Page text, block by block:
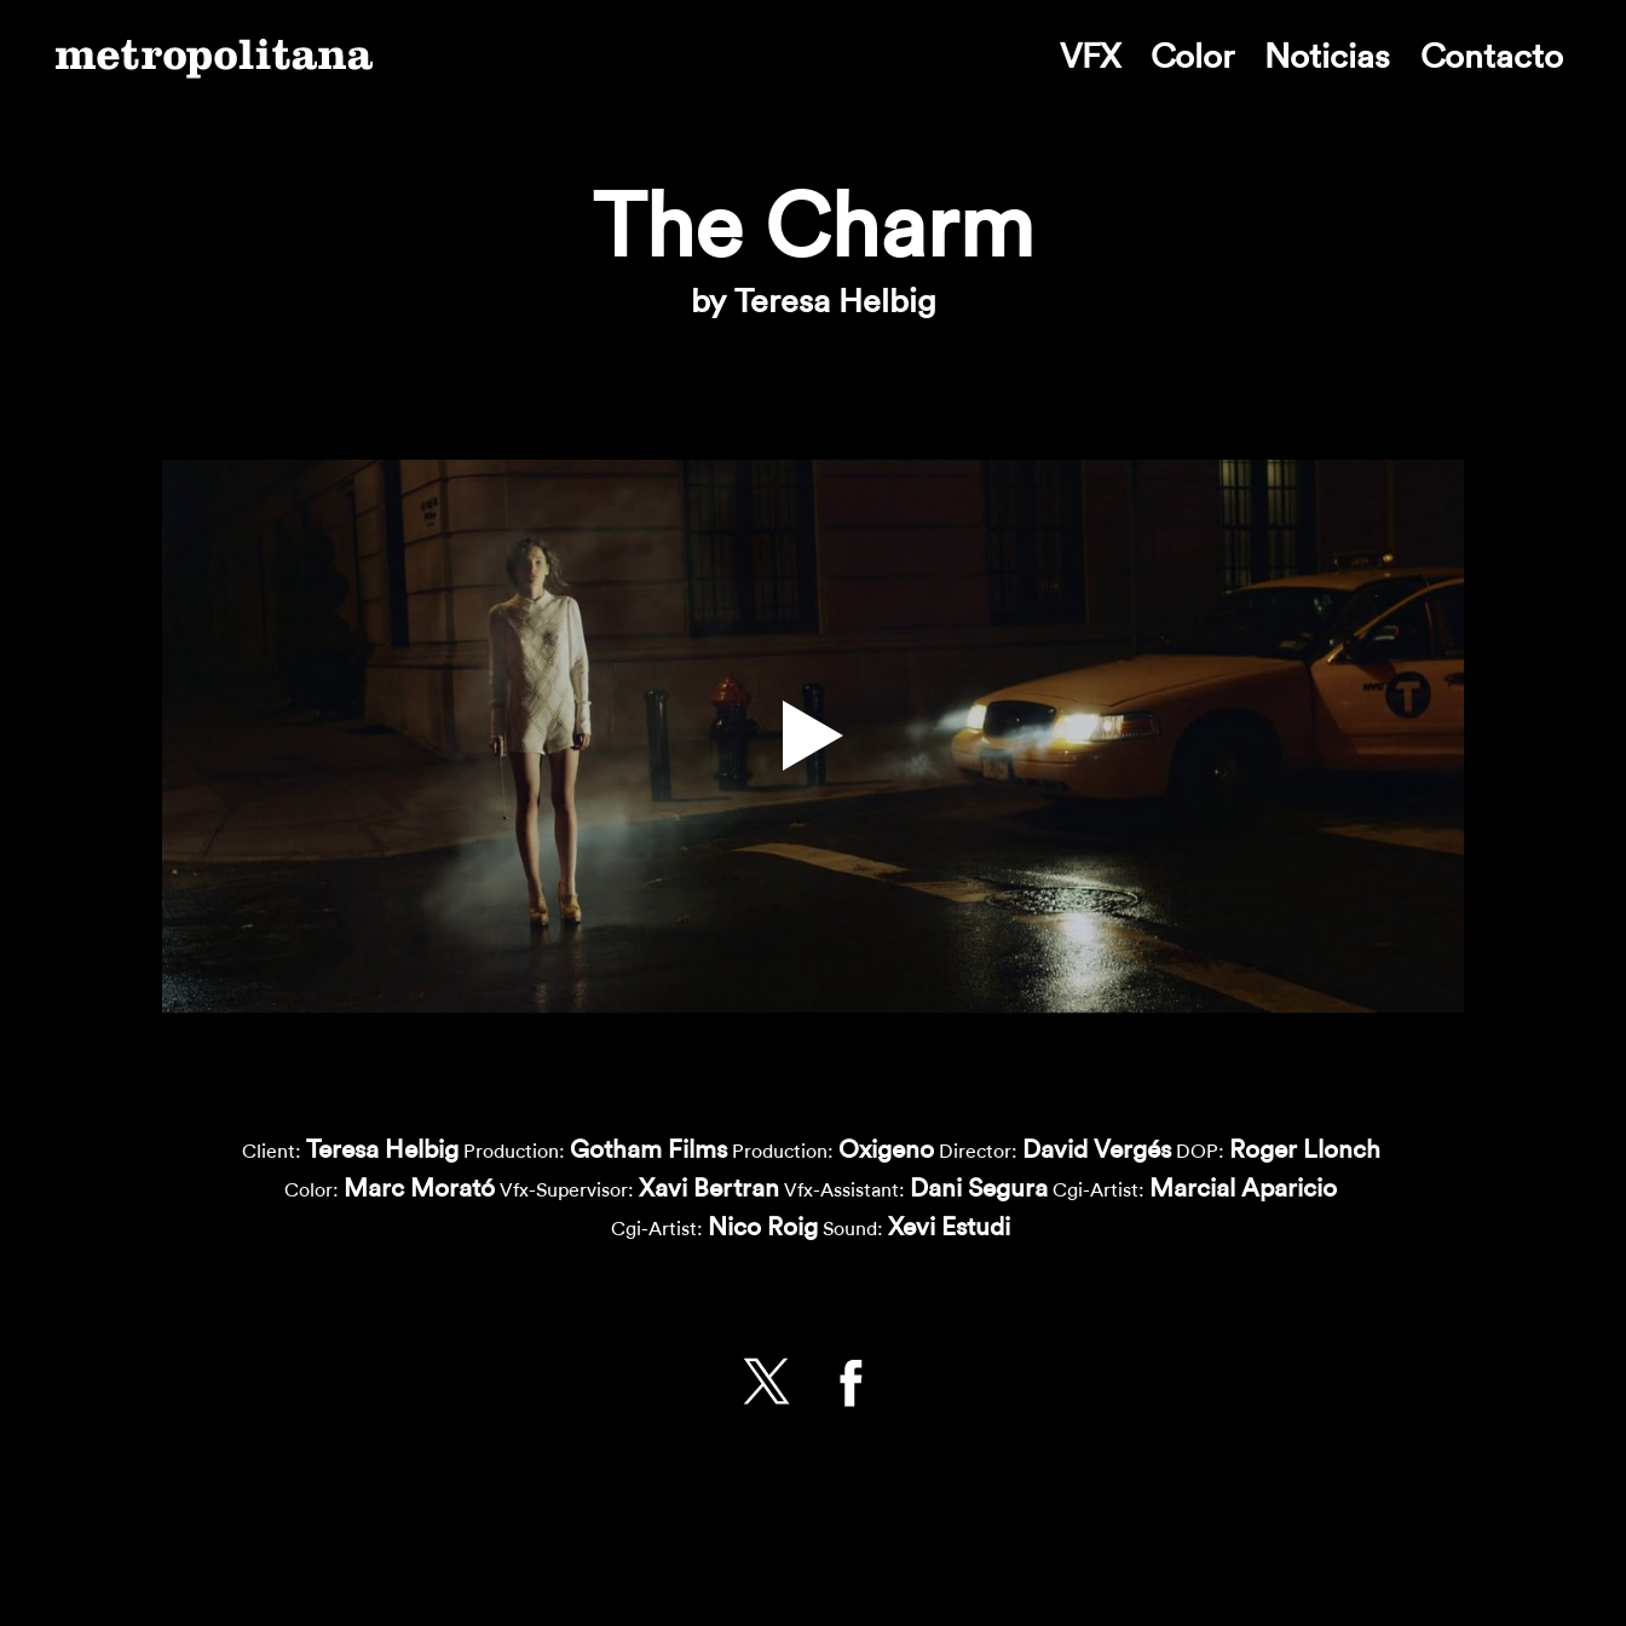
VFX Color Noticias Contacto
The Charm
by Teresa Helbig
Client: Teresa Helbig Production: Gotham Films Production: Oxigeno Director: David Vergés DOP: Roger Llonch
Color: Marc Morató Vfx-Supervisor: Xavi Bertran Vfx-Assistant: Dani Segura Cgi-Artist: Marcial Aparicio
Cgi-Artist: Nico Roig Sound: Xevi Estudi